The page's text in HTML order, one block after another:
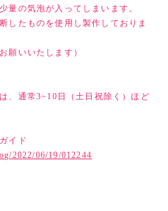
量の気泡が入ってしまいます。
したものを使用し製作しておりま
願いいたします）
、通常3~10日（土日祝除く）ほど
イド
2022/06/19/012244